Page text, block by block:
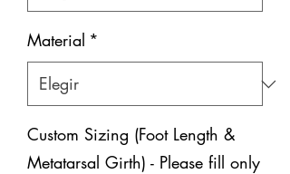
Material *
Custom Sizing (Foot Length &
Metatarsal Girth) - Please fill only